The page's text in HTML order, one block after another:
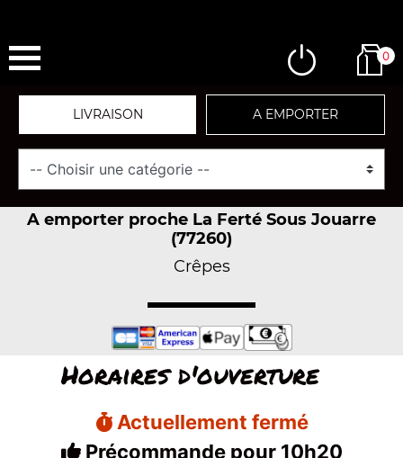
0
LIVRAISON A EMPORTER
A emporter proche La Ferté Sous Jouarre
(77260)
Crêpes
Horaires d'ouverture
Actuellement fermé
Précommande pour 10h20